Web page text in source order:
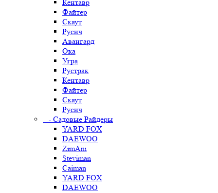
Кентавр
Файтер
Скаут
Русич
Авангард
Ока
Угра
Рустрак
Кентавр
Файтер
Скаут
Русич
- Садовые Райдеры
YARD FOX
DAEWOO
ZimAni
Steviman
Caiman
YARD FOX
DAEWOO